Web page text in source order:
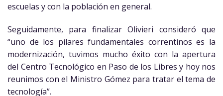
escuelas y con la población en general.
Seguidamente, para finalizar Olivieri consideró que
“uno de los pilares fundamentales correntinos es la
modernización, tuvimos mucho éxito con la apertura
del Centro Tecnológico en Paso de los Libres y hoy nos
reunimos con el Ministro Gómez para tratar el tema de
tecnología”.